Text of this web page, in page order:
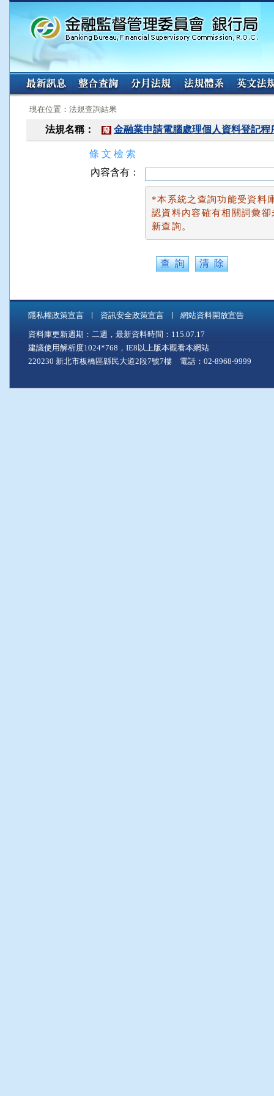
:::
現在位置：法規查詢結果
法規名稱： 廢 金融業申請電腦處理個人資料登記
條 文 檢 索
內容含有：
*本系統之查詢功能受資料
認資料內容確有相關詞彙
新查詢。
隱私權政策宣言 資訊安全政策宣言 網站資料開放宣告
資料庫更新週期：二週，最新資料時間：115.07.17
建議使用解析度1024*768，IE8以上版本觀看本網站
220230 新北市板橋區縣民大道2段7號7樓 電話：02-8968-9999